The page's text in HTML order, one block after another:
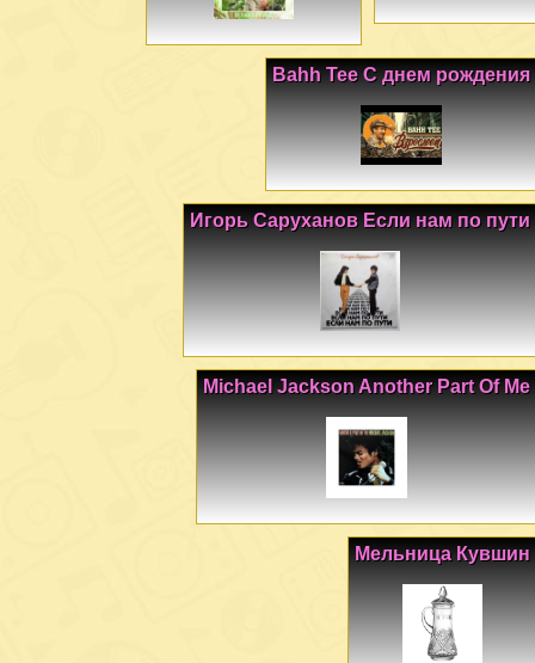
Bahh Tee С днем рождения
Игорь Саруханов Если нам по пути
Michael Jackson Another Part Of Me
Мельница Кувшин